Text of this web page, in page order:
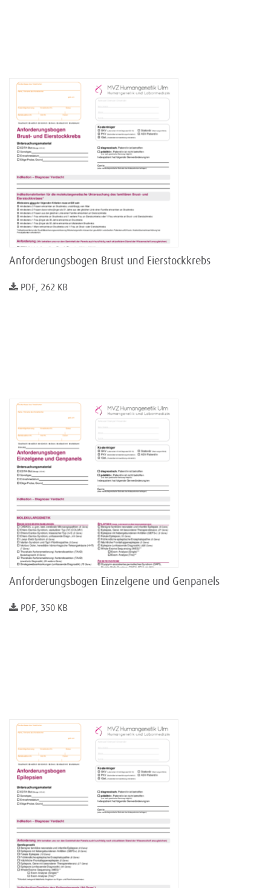
Anforderungsbogen Brust und Eierstockkrebs
PDF, 262 KB
Anforderungsbogen Einzelgene und Genpanels
PDF, 350 KB